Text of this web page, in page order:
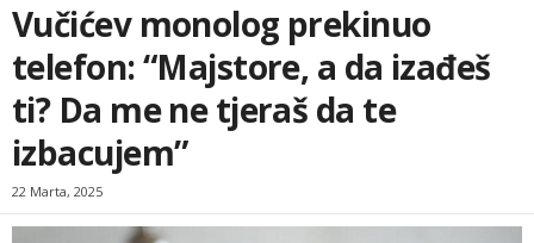
Vučićev monolog prekinuo
telefon: “Majstore, a da izađeš
ti? Da me ne tjeraš da te
izbacujem”
22 Marta, 2025